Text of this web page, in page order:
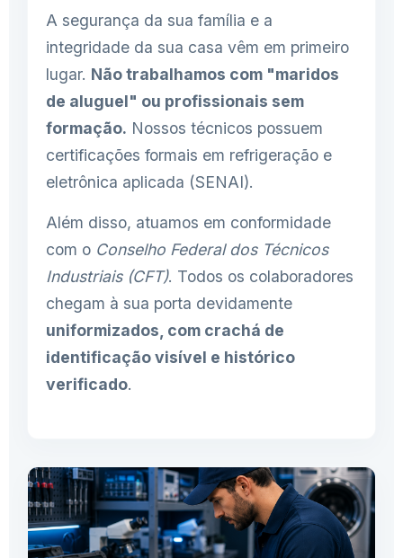
A segurança da sua família e a
integridade da sua casa vêm em primeiro
lugar. Não trabalhamos com "maridos
de aluguel" ou profissionais sem
formação. Nossos técnicos possuem
certificações formais em refrigeração e
eletrônica aplicada (SENAI).
Além disso, atuamos em conformidade
com o Conselho Federal dos Técnicos
Industriais (CFT). Todos os colaboradores
chegam à sua porta devidamente
uniformizados, com crachá de
identificação visível e histórico
verificado.